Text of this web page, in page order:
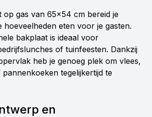
op gas van 65x54 cm bereid je
hoeveelheden eten voor je gasten.
bakplaat is ideaal voor
of tuinfeesten. Dankzij
heb je genoeg plek om vlees,
tegelijkertijd te
en